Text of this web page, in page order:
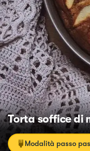
Torta soffice di
Modalità passo